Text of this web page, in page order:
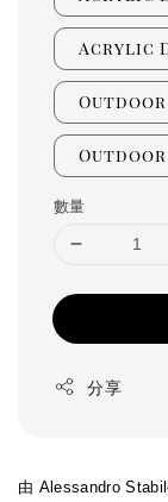
Acrylic
Outdoor
Outdoor
數量
分享
由 Alessandro